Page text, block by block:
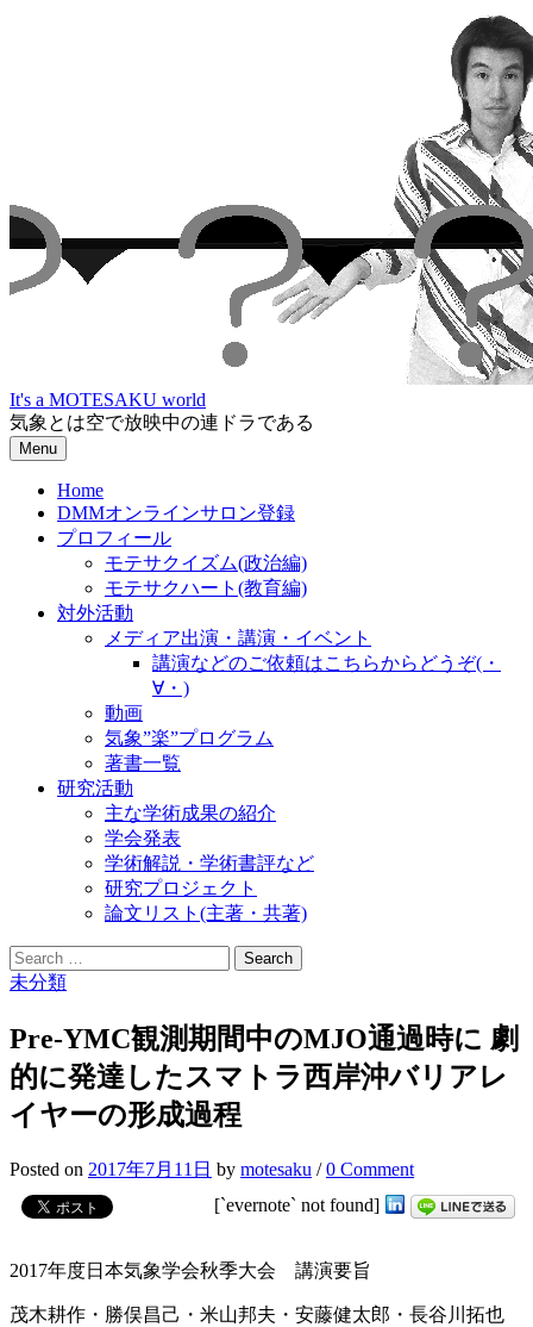
It's a MOTESAKU world
気象とは空で放映中の連ドラである
Menu
Home
DMMオンラインサロン登録
プロフィール
モテサクイズム(政治編)
モテサクハート(教育編)
対外活動
メディア出演・講演・イベント
講演などのご依頼はこちらからどうぞ(・
∀・)
動画
気象”楽”プログラム
著書一覧
研究活動
主な学術成果の紹介
学会発表
学術解説・学術書評など
研究プロジェクト
論文リスト(主著・共著)
Search
for:
未分類
Pre-YMC観測期間中のMJO通過時に 劇
的に発達したスマトラ西岸沖バリアレ
イヤーの形成過程
Posted on 2017年7月11日 by motesaku /0 Comment
[`evernote` not found]
2017年度日本気象学会秋季大会 講演要旨
茂木耕作・勝俣昌己・米山邦夫・安藤健太郎・長谷川拓也